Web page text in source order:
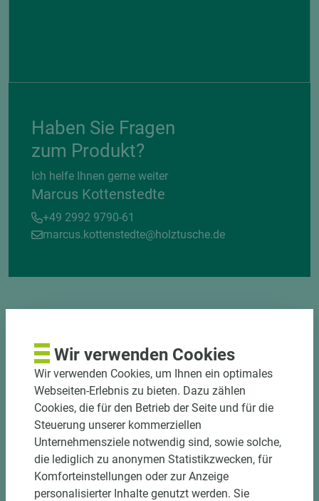
Haben Sie Fragen
zum Produkt?
Ich helfe Ihnen gerne weiter
Marcus Kottenstedte
+49 2992 9790-61
marcus.kottenstedte@holztusche.de
DOWNLOADS
Wir verwenden Cookies
Wir verwenden Cookies, um Ihnen ein optimales
Webseiten-Erlebnis zu bieten. Dazu zählen
Cookies, die für den Betrieb der Seite und für die
Steuerung unserer kommerziellen
Unternehmensziele notwendig sind, sowie solche,
die lediglich zu anonymen Statistikzwecken, für
Komforteinstellungen oder zur Anzeige
personalisierter Inhalte genutzt werden. Sie